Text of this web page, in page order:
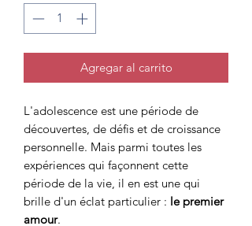
Agregar al carrito
L'adolescence est une période de
découvertes, de défis et de croissance
personnelle. Mais parmi toutes les
expériences qui façonnent cette
période de la vie, il en est une qui
brille d'un éclat particulier : le premier
amour.